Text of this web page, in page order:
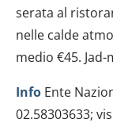
serata al
nelle calde
medio €45.
Info Ente
02.58303633;